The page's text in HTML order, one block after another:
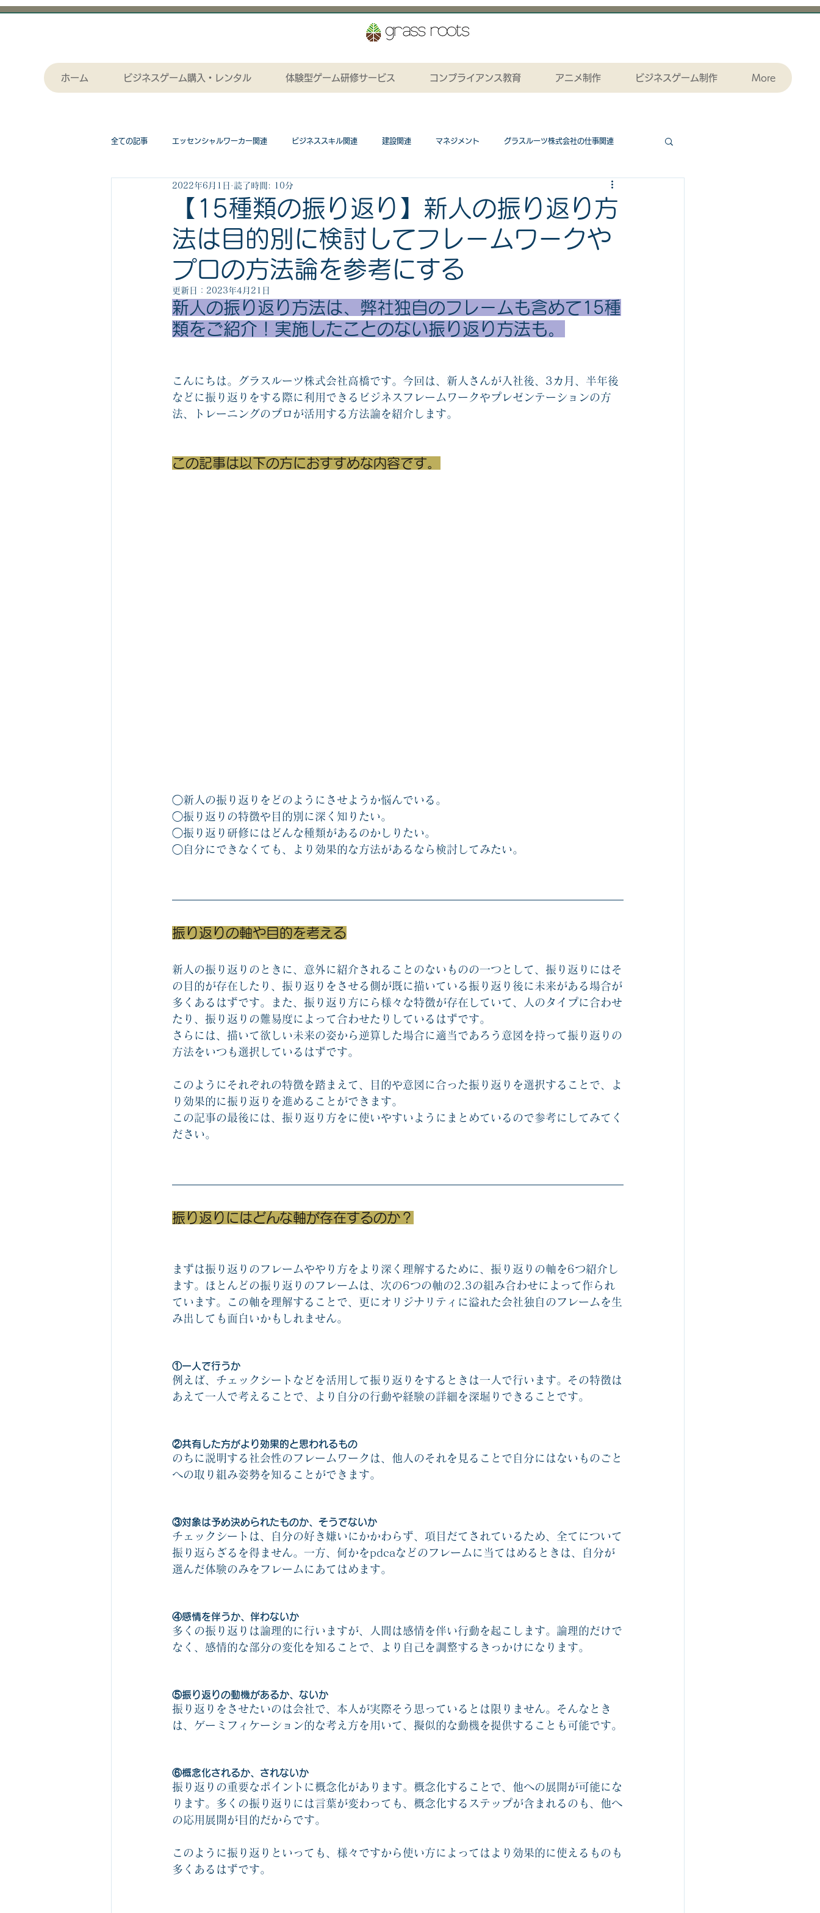
ホーム ビジネスゲーム購入・レンタル 体験型ゲーム研修サービス コンプライアンス教育 アニメ制作 ビジネスゲーム制作 More
全ての記事 エッセンシャルワーカー関連 ビジネススキル関連 建設関連 マネジメント グラスルーツ株式会社の仕事関連
作画（セル画）アニメーション関連 協力ゲームエッセンシャル
漫画関連記事 物流関連 ビジネスゲーム関連 工場関連 コンプライアンス関連 研修資料無料ダウンロード
ビジネスゲーム1社1箱無料サービス
組織の役割を認識するゲーム関連 戦略思考エッセンシャル関連 コーチングカード関連 新人教育 組織開発
ビジネスマナーカルタ 中堅社員
【15種類の振り返り】新人の振り返り方
法は目的別に検討してフレームワークや
プロの方法論を参考にする
2022年6月1日 読了時間: 10分
更新日： 2023年4月21日
新人の振り返り方法は、弊社独自のフレームも含めて15種
類をご紹介！実施したことのない振り返り方法も。
こんにちは。グラスルーツ株式会社高橋です。今回は、新人さんが入社後、3カ月、半年後
などに振り返りをする際に利用できるビジネスフレームワークやプレゼンテーションの方
法、トレーニングのプロが活用する方法論を紹介します。
この記事は以下の方におすすめな内容です。
◯新人の振り返りをどのようにさせようか悩んでいる。
◯振り返りの特徴や目的別に深く知りたい。
◯振り返り研修にはどんな種類があるのかしりたい。
◯自分にできなくても、より効果的な方法があるなら検討してみたい。
振り返りの軸や目的を考える
新人の振り返りのときに、意外に紹介されることのないものの一つとして、振り返りにはそ
の目的が存在したり、振り返りをさせる側が既に描いている振り返り後に未来がある場合が
多くあるはずです。また、振り返り方にら様々な特徴が存在していて、人のタイプに合わせ
たり、振り返りの難易度によって合わせたりしているはずです。
さらには、描いて欲しい未来の姿から逆算した場合に適当であろう意図を持って振り返りの
方法をいつも選択しているはずです。
このようにそれぞれの特徴を踏まえて、目的や意図に合った振り返りを選択することで、よ
り効果的に振り返りを進めることができます。
この記事の最後には、振り返り方をに使いやすいようにまとめているので参考にしてみてく
ださい。
振り返りにはどんな軸が存在するのか？
まずは振り返りのフレームややり方をより深く理解するために、振り返りの軸を6つ紹介し
ます。ほとんどの振り返りのフレームは、次の6つの軸の2.3の組み合わせによって作られ
ています。この軸を理解することで、更にオリジナリティに溢れた会社独自のフレームを生
み出しても面白いかもしれません。
①一人で行うか
例えば、チェックシートなどを活用して振り返りをするときは一人で行います。その特徴は
あえて一人で考えることで、より自分の行動や経験の詳細を深堀りできることです。
②共有した方がより効果的と思われるもの
のちに説明する社会性のフレームワークは、他人のそれを見ることで自分にはないものごと
への取り組み姿勢を知ることができます。
③対象は予め決められたものか、そうでないか
チェックシートは、自分の好き嫌いにかかわらず、項目だてされているため、全てについて
振り返らざるを得ません。一方、何かをpdcaなどのフレームに当てはめるときは、自分が
選んだ体験のみをフレームにあてはめます。
④感情を伴うか、伴わないか
多くの振り返りは論理的に行いますが、人間は感情を伴い行動を起こします。論理的だけで
なく、感情的な部分の変化を知ることで、より自己を調整するきっかけになります。
⑤振り返りの動機があるか、ないか
振り返りをさせたいのは会社で、本人が実際そう思っているとは限りません。そんなとき
は、ゲーミフィケーション的な考え方を用いて、擬似的な動機を提供することも可能です。
⑥概念化されるか、されないか
振り返りの重要なポイントに概念化があります。概念化することで、他への展開が可能にな
ります。多くの振り返りには言葉が変わっても、概念化するステップが含まれるのも、他へ
の応用展開が目的だからです。
このように振り返りといっても、様々ですから使い方によってはより効果的に使えるものも
多くあるはずです。